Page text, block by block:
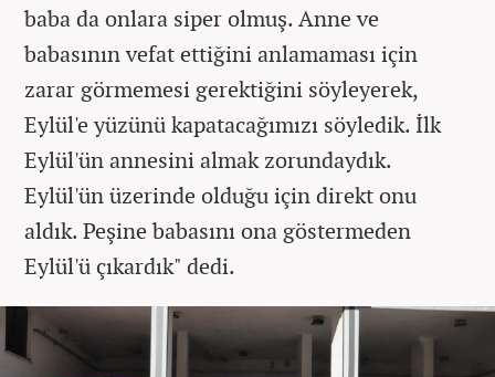
baba da onlara siper olmuş. Anne ve
babasının vefat ettiğini anlamaması için
zarar görmemesi gerektiğini söyleyerek,
Eylül'e yüzünü kapatacağımızı söyledik. İlk
Eylül'ün annesini almak zorundaydık.
Eylül'ün üzerinde olduğu için direkt onu
aldık. Peşine babasını ona göstermeden
Eylül'ü çıkardık" dedi.